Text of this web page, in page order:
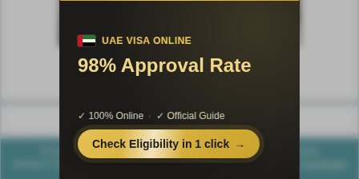
Публикации по педагогике
Разделы публикаций
Poznayka.org - Познайка.Орг - 2016-2026 год. Материал
предоставляется для ознакомительных и учебных целей.